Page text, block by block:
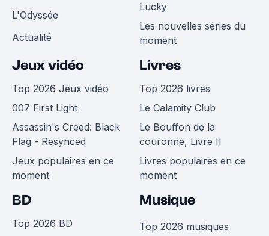
L'Odyssée
Actualité
Lucky
Les nouvelles séries du
moment
Jeux vidéo
Top 2026 Jeux vidéo
007 First Light
Assassin's Creed: Black
Flag - Resynced
Jeux populaires en ce
moment
Livres
Top 2026 livres
Le Calamity Club
Le Bouffon de la
couronne, Livre II
Livres populaires en ce
moment
BD
Top 2026 BD
Musique
Top 2026 musiques